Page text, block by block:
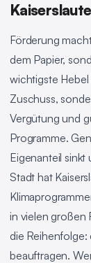
Förderung
dem Papier,
wichtigste
Zuschuss,
Vergütung und
Programme.
Eigenanteil
Stadt hat
in vielen großen
die
beauftragen.